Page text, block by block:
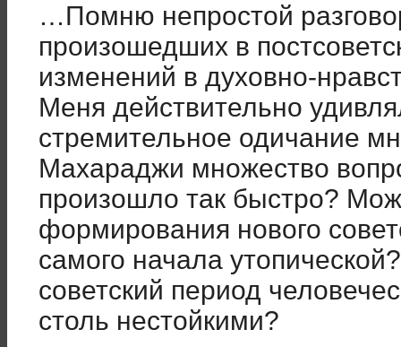
…Помню непростой
произошедших в
изменений в духовно-
Меня действительно
стремительное одичание
Махараджи множество
произошло так быстро?
формирования нового
самого начала
советский период
столь нестойкими?